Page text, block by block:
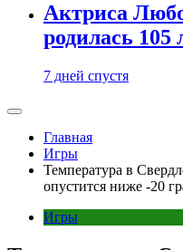
Актриса
родилась 105
7 дней спустя
Главная
Игры
Температура в
опустится ниже -20
Игры